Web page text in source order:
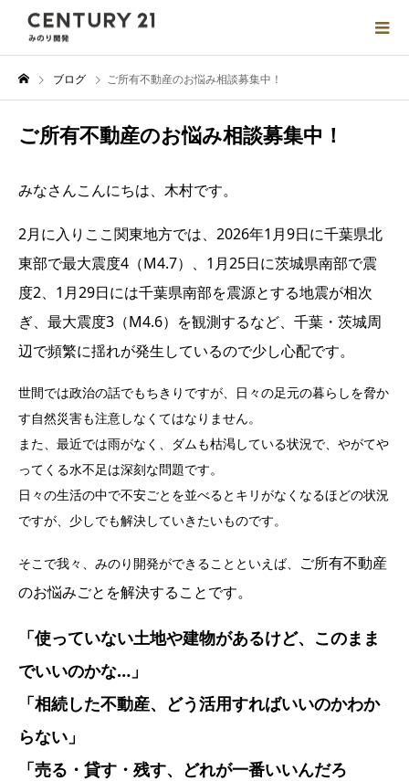
ブログ ご所有不動産のお悩み相談募集中！
ご所有不動産のお悩み相談募集中！
みなさんこんにちは、木村です。
2月に入りここ関東地方では、2026年1月9日に千葉県北
東部で最大震度4（M4.7）、1月25日に茨城県南部で震
度2、1月29日には千葉県南部を震源とする地震が相次
ぎ、最大震度3（M4.6）を観測するなど、千葉・茨城周
辺で頻繁に揺れが発生しているので少し心配です。
世間では政治の話でもちきりですが、日々の足元の暮らしを脅か
す自然災害も注意しなくてはなりません。
また、最近では雨がなく、ダムも枯渇している状況で、やがてや
ってくる水不足は深刻な問題です。
日々の生活の中で不安ごとを並べるとキリがなくなるほどの状況
ですが、少しでも解決していきたいものです。
そこで我々、みのり開発ができることといえば、
ご所有不動産
のお悩みごとを解決することです。
「使っていない土地や建物があるけど、このまま
でいいのかな…」
「相続した不動産、どう活用すればいいのかわか
らない」
「売る・貸す・残す、どれが一番いいんだろ